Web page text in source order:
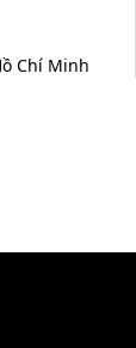
Chí Minh